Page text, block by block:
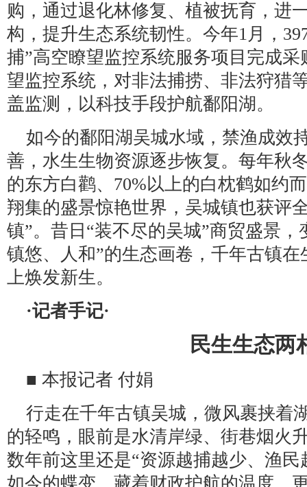
购，通过退化林修复、植被抚育，进
构，提升生态系统韧性。今年1月，
捕”高空瞭望监控系统服务项目完成
望监控系统，对非法捕捞、非法狩猎
盖监测，以科技手段护航鄱阳湖。
如今的鄱阳湖吴城水域，禁渔成效
善，水生生物资源逐步恢复。每年秋
的东方白鹳、70%以上的白枕鹤如约
翔集的盛景惊艳世界，吴城镇也获评
镇”。昔日“装不尽的吴城”商贸盛景
镇悠、人和”的生态画卷，千年古镇
上焕发新生。
·记者手记·
民生生态两
■ 本报记者 付娟
行走在千年古镇吴城，微风裹挟着
的轻鸣，眼前是水清岸绿、街巷烟火
数年前这里还是“资源越捕越少、渔